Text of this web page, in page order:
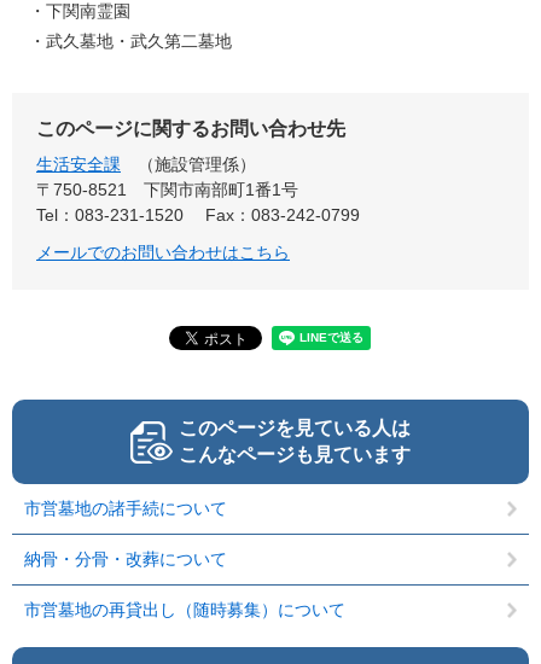
・下関南霊園
・武久墓地・武久第二墓地
このページに関するお問い合わせ先
生活安全課
施設管理係
〒750-8521
下関市南部町1番1号
Tel：083-231-1520
Fax：083-242-0799
メールでのお問い合わせはこちら
このページを見ている人は
こんなページも見ています
市営墓地の諸手続について
納骨・分骨・改葬について
市営墓地の再貸出し（随時募集）について